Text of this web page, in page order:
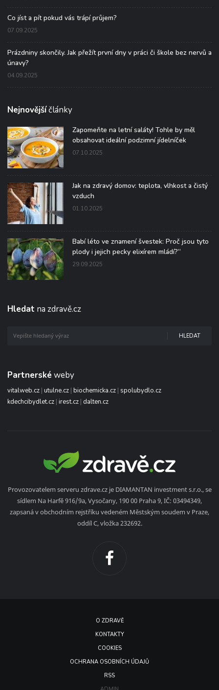
Co jíst a pít pokud vás trápí průjem?
07.09.2025
Prázdniny skončily. Jak přežít první dny v práci či škole bez nervů a
únavy?
04.09.2025
Nejnovějšíčlánky
Zapomeňte na letní saláty! Tohle by měl
obsahovat ideální podzimní jídelníček
07.10.2025
Jak na zdravý domov: teplota, vlhkost a čistý
vzduch
01.10.2025
Babí léto ve znamení švestek: Proč jsou tyto
plody i jejich pecky elixírem mládí?“
29.09.2025
Hledat na zdravě.cz
HLEDAT
Partnerské weby
vitalweb.cz | utulne.cz | biochemicka.cz | spolubydlo.cz
kdechcibydlet.cz | irest.cz | dalten.cz
Provozovatelem serveru zdrave.cz je DIAMANTAN investment s.r.o., se
sídlem Na Harfě 916/9a, Vysočany, 190 00 Praha 9, IČ: 03494349,
zapsaná v obchodním rejstříku vedeném Městským soudem v Praze,
oddíl C, vložka 232692.
O ZDRAVĚ
KONTAKTY
COOKIES
OCHRANA OSOBNÍCH ÚDAJŮ
RSS